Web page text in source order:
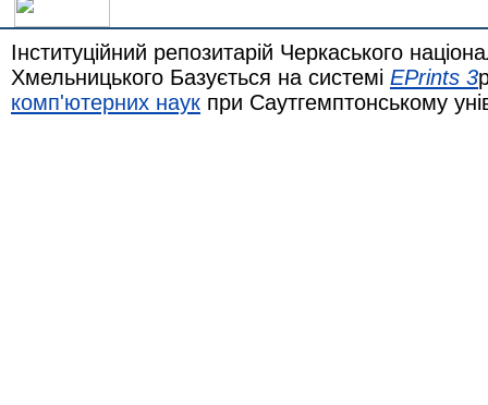
Інституційний репозитарій Черкаського
Хмельницького Базується на системі EPrints 3
комп'ютерних наук при Саутгемптонському